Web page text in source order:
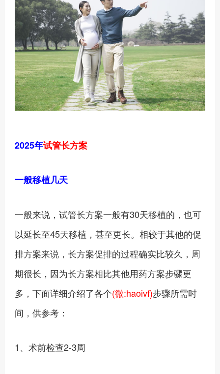
2025年试管长方案
一般移植几天
一般来说，试管长方案一般有30天移植的，也可
以延长至45天移植，甚至更长。相较于其他的促
排方案来说，长方案促排的过程确实比较久，周
期很长，因为长方案相比其他用药方案步骤更
多，下面详细介绍了各个(微:haoivf)步骤所需时
间，供参考：
1、术前检查2-3周